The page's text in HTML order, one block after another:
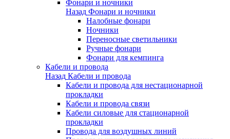
Фонари и ночники
Назад Фонари и ночники
Налобные фонари
Ночники
Переносные светильники
Ручные фонари
Фонари для кемпинга
Кабели и провода
Назад Кабели и провода
Кабели и провода для нестационарной
прокладки
Кабели и провода связи
Кабели силовые для стационарной
прокладки
Провода для воздушных линий